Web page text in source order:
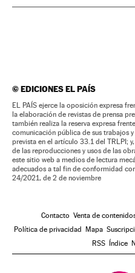
©EDICIONES EL PAÍS
EL PAÍS ejerce la oposición expresa
la elaboración de revistas de prensa
también realiza la reserva expresa
comunicación pública de sus trabajos
prevista en el artículo 33.1 del TRLPI;
de las reproducciones y usos de las
este sitio web a medios de lectura
adecuados a tal fin de conformidad
24/2021, de 2 de noviembre
Contacto Venta de
Política de privacidad
Mapa
RSS
Índice